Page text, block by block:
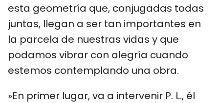
esta geometría que, conjugadas todas
juntas, llegan a ser tan importantes en
la parcela de nuestras vidas y que
podamos vibrar con alegría cuando
estemos contemplando una obra.
»En primer lugar, va a intervenir P. L., él